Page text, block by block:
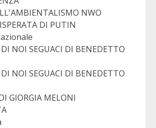
NWO
DI PUTIN
NOI SEGUACI DI BENEDETTO
NOI SEGUACI DI BENEDETTO
GIORGIA MELONI